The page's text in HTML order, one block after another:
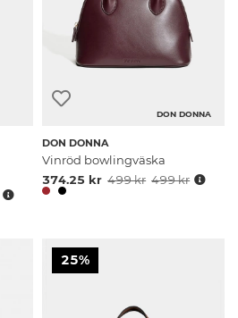
DON DONNA
DON DONNA
Vinröd bowlingväska
374.25 kr 499 kr 499 kr
25%